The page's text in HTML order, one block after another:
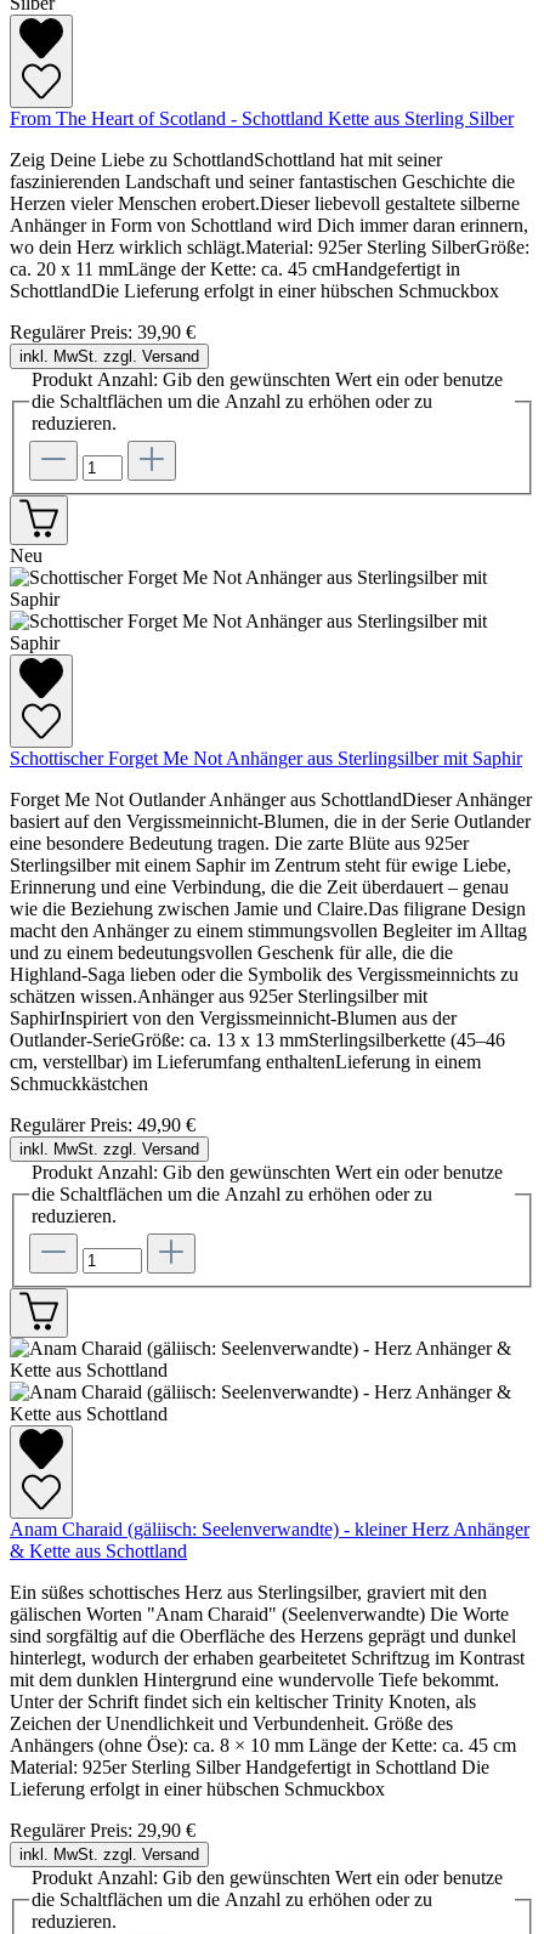
From The Heart of Scotland - Schottland Kette aus Sterling Silber
Zeig Deine Liebe zu SchottlandSchottland hat mit seiner
faszinierenden Landschaft und seiner fantastischen Geschichte die
Herzen vieler Menschen erobert.Dieser liebevoll gestaltete silberne
Anhänger in Form von Schottland wird Dich immer daran erinnern,
wo dein Herz wirklich schlägt.Material: 925er Sterling SilberGröße:
ca. 20 x 11 mmLänge der Kette: ca. 45 cmHandgefertigt in
SchottlandDie Lieferung erfolgt in einer hübschen Schmuckbox
Regulärer Preis: 39,90 €
inkl. MwSt. zzgl. Versand
Produkt Anzahl: Gib den gewünschten Wert ein oder benutze
die Schaltflächen um die Anzahl zu erhöhen oder zu
reduzieren.
Neu
Schottischer Forget Me Not Anhänger aus Sterlingsilber mit Saphir
Forget Me Not Outlander Anhänger aus SchottlandDieser Anhänger
basiert auf den Vergissmeinnicht-Blumen, die in der Serie Outlander
eine besondere Bedeutung tragen. Die zarte Blüte aus 925er
Sterlingsilber mit einem Saphir im Zentrum steht für ewige Liebe,
Erinnerung und eine Verbindung, die die Zeit überdauert – genau
wie die Beziehung zwischen Jamie und Claire.Das filigrane Design
macht den Anhänger zu einem stimmungsvollen Begleiter im Alltag
und zu einem bedeutungsvollen Geschenk für alle, die die
Highland-Saga lieben oder die Symbolik des Vergissmeinnichts zu
schätzen wissen.Anhänger aus 925er Sterlingsilber mit
SaphirInspiriert von den Vergissmeinnicht-Blumen aus der
Outlander-SerieGröße: ca. 13 x 13 mmSterlingsilberkette (45–46
cm, verstellbar) im Lieferumfang enthaltenLieferung in einem
Schmuckkästchen
Regulärer Preis: 49,90 €
inkl. MwSt. zzgl. Versand
Produkt Anzahl: Gib den gewünschten Wert ein oder benutze
die Schaltflächen um die Anzahl zu erhöhen oder zu
reduzieren.
Anam Charaid (gäliisch: Seelenverwandte) - kleiner Herz Anhänger
& Kette aus Schottland
Ein süßes schottisches Herz aus Sterlingsilber, graviert mit den
gälischen Worten "Anam Charaid" (Seelenverwandte) Die Worte
sind sorgfältig auf die Oberfläche des Herzens geprägt und dunkel
hinterlegt, wodurch der erhaben gearbeitetet Schriftzug im Kontrast
mit dem dunklen Hintergrund eine wundervolle Tiefe bekommt.
Unter der Schrift findet sich ein keltischer Trinity Knoten, als
Zeichen der Unendlichkeit und Verbundenheit. Größe des
Anhängers (ohne Öse): ca. 8 × 10 mm Länge der Kette: ca. 45 cm
Material: 925er Sterling Silber Handgefertigt in Schottland Die
Lieferung erfolgt in einer hübschen Schmuckbox
Regulärer Preis: 29,90 €
inkl. MwSt. zzgl. Versand
Produkt Anzahl: Gib den gewünschten Wert ein oder benutze
die Schaltflächen um die Anzahl zu erhöhen oder zu
reduzieren.